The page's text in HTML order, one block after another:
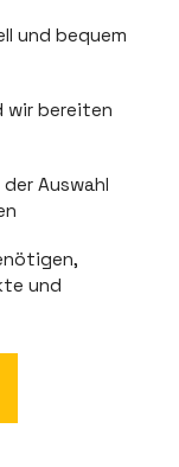
und bequem
wir bereiten
Auswahl
und